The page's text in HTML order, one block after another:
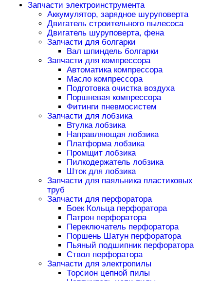
Запчасти электроинструмента
Аккумулятор, зарядное шуруповерта
Двигатель строительного пылесоса
Двигатель шуруповерта, фена
Запчасти для болгарки
Вал шпиндель болгарки
Запчасти для компрессора
Автоматика компрессора
Масло компрессора
Подготовка очистка воздуха
Поршневая компрессора
Фитинги пневмосистем
Запчасти для лобзика
Втулка лобзика
Направляющая лобзика
Платформа лобзика
Промщит лобзика
Пилкодержатель лобзика
Шток для лобзика
Запчасти для паяльника пластиковых
труб
Запчасти для перфоратора
Боек Кольца перфоратора
Патрон перфоратора
Переключатель перфоратора
Поршень Шатун перфоратора
Пьяный подшипник перфоратора
Ствол перфоратора
Запчасти для электропилы
Торсион цепной пилы